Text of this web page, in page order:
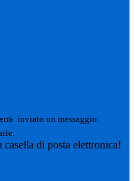
inviato un messaggio
di posta elettronica!